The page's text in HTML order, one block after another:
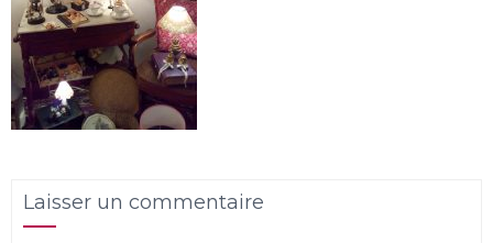
Laisser un commentaire